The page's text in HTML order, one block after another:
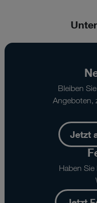
Bleiben
Angeboten,
Jetzt
Haben